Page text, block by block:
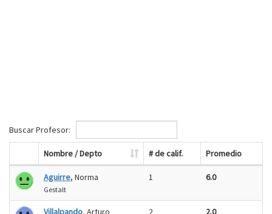
Buscar Profesor:
Nombre / Depto # de calif. Promedio
Aguirre, Norma
Gestalt
1 6.0
Villalpando, Arturo 2 2.0